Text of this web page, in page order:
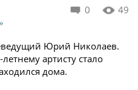
0 49
Юрий Николаев.
артисту стало
дома.